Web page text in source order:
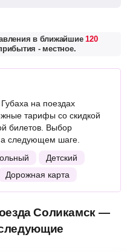
в ближайшие120
- местное.
на поездах
тарифы со скидкой
билетов. Выбор
следующем шаге.
Детский
Дорожная карта